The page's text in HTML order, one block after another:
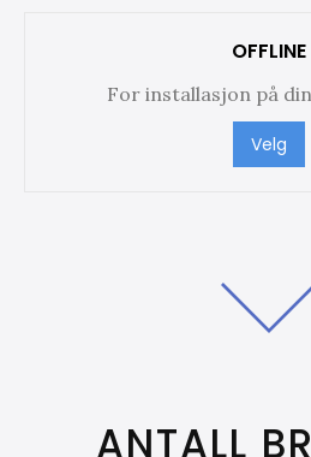
OFFLINE
For installasjon på
Velg
ANTALL